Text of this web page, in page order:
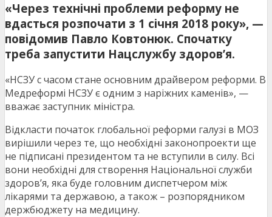
«Через технічні проблеми реформу не
вдасться розпочати з 1 січня 2018 року», —
повідомив Павло Ковтонюк. Спочатку
треба запустити Нацслужбу здоров’я.
«НСЗУ с часом стане основним драйвером реформи. В
Медреформі НСЗУ є одним з наріжних каменів», —
вважає заступник міністра.
Відкласти початок глобальної реформи галузі в МОЗ
вирішили через те, що необхідні законопроекти ще
не підписані президентом та не вступили в силу. Всі
вони необхідні для створення Національної служби
здоров’я, яка буде головним диспетчером між
лікарями та державою, а також – розпорядником
держбюджету на медицину.